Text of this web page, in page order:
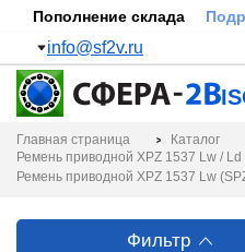
Пополнение склада
info@sf2v.ru
Главная страница Каталог
Ремень приводной XPZ 1537 Lw / Ld
Ремень приводной XPZ 1537 Lw
Фильтр